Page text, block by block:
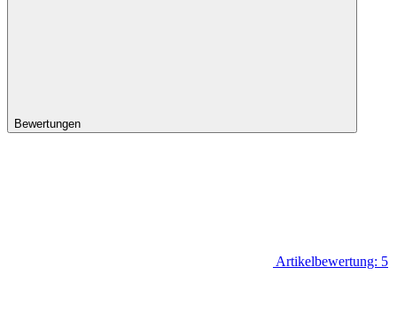
Bewertungen
Artikelbewertung: 5